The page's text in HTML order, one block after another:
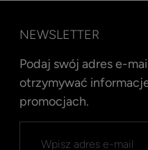
NEWSLETTER
Podaj swój adres e-
otrzymywać
promocjach.